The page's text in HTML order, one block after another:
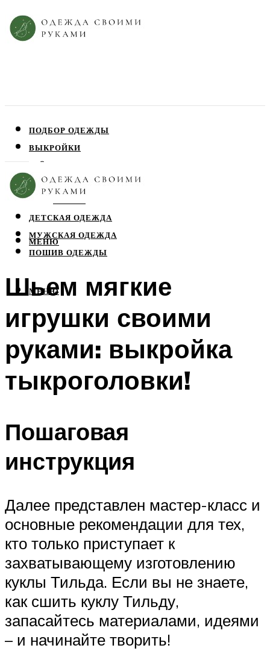
ПОДБОР ОДЕЖДЫ
ВЫКРОЙКИ
ЮБКИ
ДЕТСКАЯ ОДЕЖДА
МУЖСКАЯ ОДЕЖДА
ПОШИВ ОДЕЖДЫ
МЕНЮ
МЕНЮ
Шьем мягкие
игрушки своими
руками: выкройка
тыкроголовки!
Пошаговая
инструкция
Далее представлен мастер-класс и
основные рекомендации для тех,
кто только приступает к
захватывающему изготовлению
куклы Тильда. Если вы не знаете,
как сшить куклу Тильду,
запасайтесь материалами, идеями
– и начинайте творить!